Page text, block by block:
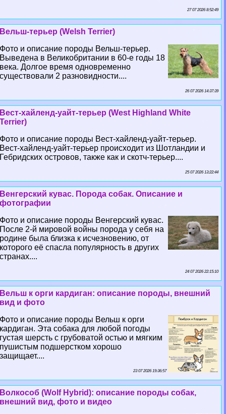
27 07 2026 8:52:49
Вельш-терьер (Welsh Terrier)
Фото и описание породы Вельш-терьер.
Выведена в Великобритании в 60-е годы 18
века. Долгое время одновременно
существовали 2 разновидности....
26 07 2026 14:37:39
Вест-хайленд-уайт-терьер (West Highland White
Terrier)
Фото и описание породы Вест-хайленд-уайт-терьер.
Вест-хайленд-уайт-терьер происходит из Шотландии и
Гебридских островов, также как и скотч-терьер....
25 07 2026 13:22:44
Венгерский кувас. Порода собак. Описание и
фотографии
Фото и описание породы Венгерский кувас.
После 2-й мировой войны порода у себя на
родине была близка к исчезновению, от
которого её спасла популярность в других
странах....
24 07 2026 22:15:10
Вельш к opги кардиган: описание породы, внешний
вид и фото
Фото и описание породы Вельш к opги
кардиган. Эта собака для любой погоды
густая шерсть с грубоватой остью и мягким
пушистым подшерстком хорошо
защищает....
23 07 2026 19:36:57
Волкособ (Wolf Hybrid): описание породы собак,
внешний вид, фото и видео